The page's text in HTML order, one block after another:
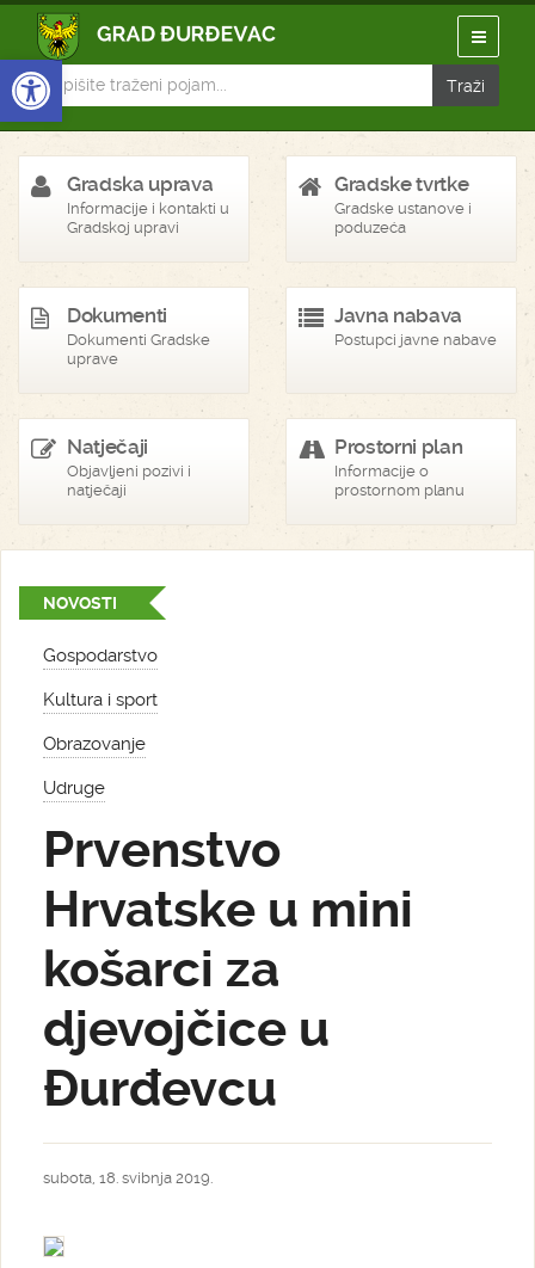
Open toolbar
Gradska uprava
Informacije i kontakti u
Gradskoj upravi
Gradske tvrtke
Gradske ustanove i
poduzeća
Dokumenti
Dokumenti Gradske
uprave
Javna nabava
Postupci javne nabave
Natječaji
Objavljeni pozivi i
natječaji
Prostorni plan
Informacije o
prostornom planu
NOVOSTI
Gospodarstvo
Kultura i sport
Obrazovanje
Udruge
Prvenstvo
Hrvatske u mini
košarci za
djevojčice u
Đurđevcu
subota, 18. svibnja 2019.